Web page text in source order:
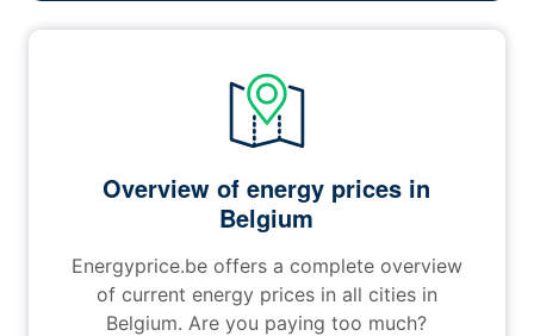
Overview of energy prices in
Belgium
Energyprice.be offers a complete overview
of current energy prices in all cities in
Belgium. Are you paying too much?